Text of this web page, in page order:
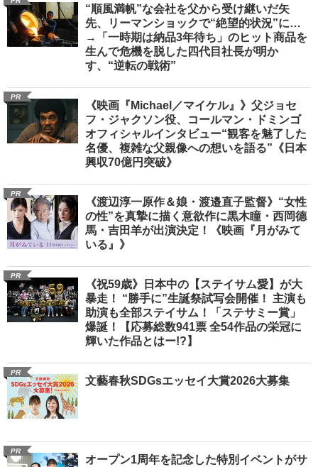
“順風満帆”な会社を父から受け継いだ矢
先、リーマンショックで“絶望的状況”に…
→「一時期は納品3年待ち」のヒット商品を
生んで危機を脱した四代目社長が明か
す、“逆転の戦術”
PR
《映画『Michael／マイケル』》父ジョセ
フ・ジャクソン役、コールマン・ドミンゴ
オフィシャルインタビュー“観客を魅了した
名優、複雑な父親像への想いを語る”《日本
興収70億円突破》
PR
《渡辺淳一原作＆娘・渡邉直子監督》“女性
の性”を真摯に描く意欲作に黒木瞳・西岡德
馬・吉田羊が出演決定！《映画『月がみて
いる』》
PR
《祝59歳》日本中の【ステイサム愛】が大
暴走！ “勝手に”生誕祭試写会開催！ 主演も
助演も全部ステイサム！「ステサミー賞」
爆誕！【応募総数941票 全54作品の栄冠に
輝いた作品とはー!?】
PR
文藝春秋SDGsエッセイ大賞2026大募集
PR
オープン1周年を記念した特別イベントがサ